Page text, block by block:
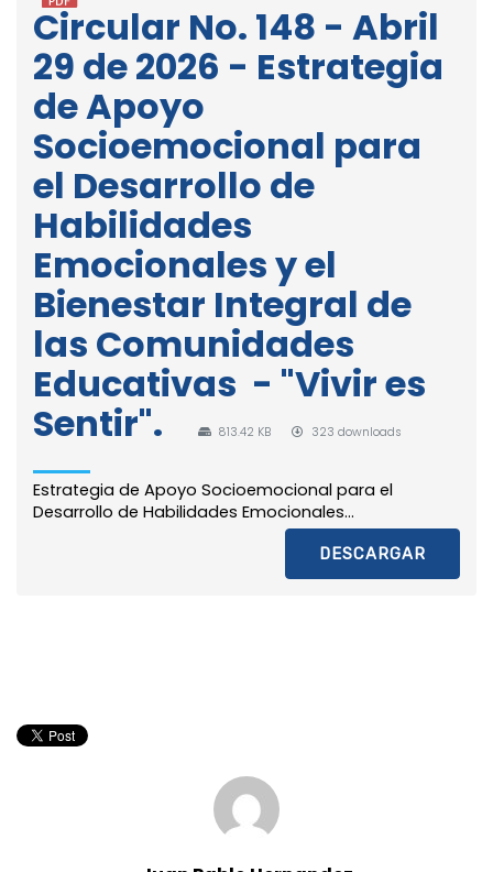
Circular No. 148 - Abril
29 de 2026 - Estrategia
de Apoyo
Socioemocional para
el Desarrollo de
Habilidades
Emocionales y el
Bienestar Integral de
las Comunidades
Educativas - "Vivir es
Sentir".
813.42 KB 323 downloads
Estrategia de Apoyo Socioemocional para el
Desarrollo de Habilidades Emocionales...
DESCARGAR